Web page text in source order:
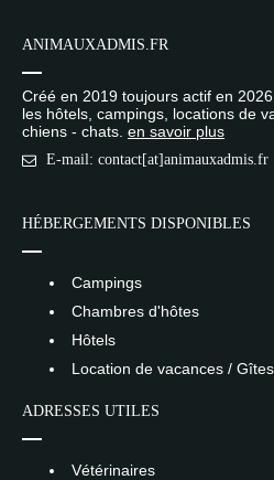
ANIMAUXADMIS.FR
Créé en 2019 toujours actif en
les hôtels, campings, locations de
chiens - chats. en savoir plus
E-mail: contact[at]animauxadmis.fr
HÉBERGEMENTS DISPONIBLES
Campings
Chambres d'hôtes
Hôtels
Location de vacances / Gîtes
ADRESSES UTILES
Vétérinaires